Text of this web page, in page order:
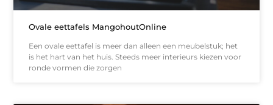
Ovale eettafels MangohoutOnline
Een ovale eettafel is meer dan alleen een meubelstuk; het
is het hart van het huis. Steeds meer interieurs kiezen voor
ronde vormen die zorgen